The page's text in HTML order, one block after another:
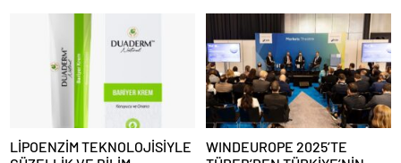
LİPOENZİM TEKNOLOJİSİYLE
WINDEUROPE 2025’TE